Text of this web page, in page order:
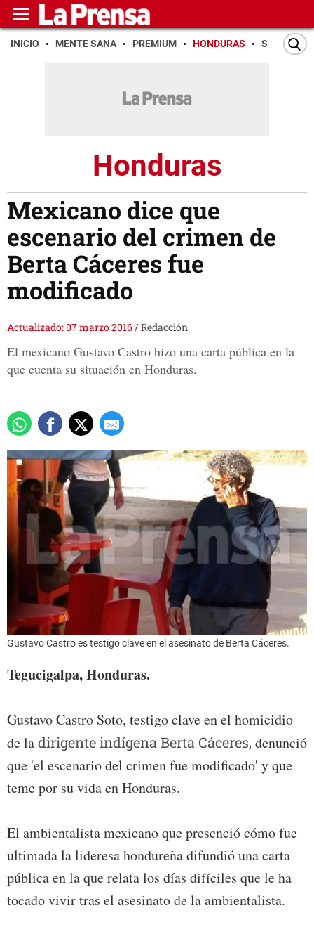
INICIO MENTE SANA PREMIUM HONDURAS SAN PEDRO
Honduras
Mexicano dice que
escenario del crimen de
Berta Cáceres fue
modificado
Actualizado: 07 marzo 2016/Redacción
El mexicano Gustavo Castro hizo una carta pública en la
que cuenta su situación en Honduras.
Gustavo Castro es testigo clave en el asesinato de Berta Cáceres.
Tegucigalpa, Honduras.
Gustavo Castro Soto, testigo clave en el homicidio
de ladirigente indígena Berta Cáceres, denunció
que 'el escenario del crimen fue modificado' y que
teme por su vida en Honduras.
El ambientalista mexicano que presenció cómo fue
ultimada la lideresa hondureña difundió una carta
pública en la que relata los días difíciles que le ha
tocado vivir tras el asesinato de la ambientalista.